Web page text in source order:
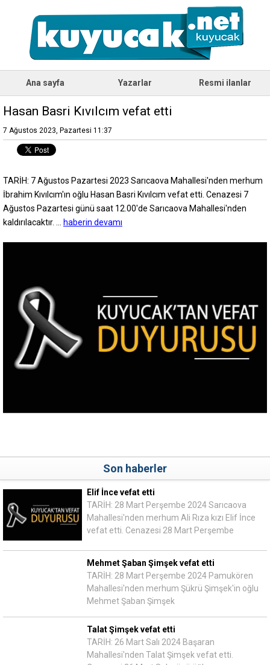
Ana sayfa Yazarlar Resmi ilanlar
Hasan Basri Kıvılcım vefat etti
7 Ağustos 2023, Pazartesi 11:37
TARİH: 7 Ağustos Pazartesi 2023 Sarıcaova Mahallesi'nden merhum
İbrahim Kıvılcım'ın oğlu Hasan Basri Kıvılcım vefat etti. Cenazesi 7
Ağustos Pazartesi günü saat 12.00'de Sarıcaova Mahallesi'nden
kaldırılacaktır. ...
haberin devamı
Son haberler
Elif İnce vefat etti
TARİH: 28 Mart Perşembe 2024 Sarıcaova
Mahallesi'nden merhum Ali Rıza kızı Elif İnce
vefat etti. Cenazesi 28 Mart Perşembe
Mehmet Şaban Şimşek vefat etti
TARİH: 28 Mart Perşembe 2024 Pamukören
Mahallesi'nden merhum Şükrü Şimşek'in oğlu
Mehmet Şaban Şimşek
Talat Şimşek vefat etti
TARİH: 26 Mart Salı 2024 Başaran
Mahallesi'nden Talat Şimşek vefat etti.